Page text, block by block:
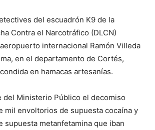
del escuadrón K9 de la
Contra el Narcotráfico (DLCN)
internacional Ramón Villeda
en el departamento de Cortés,
en hamacas artesanías.
del Ministerio Público el decomiso
mil envoltorios de supuesta cocaína y
supuesta metanfetamina que iban